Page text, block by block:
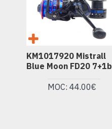
KM1017920 Mistrall
Blue Moon FD20 7+1b
MOC: 44.00€